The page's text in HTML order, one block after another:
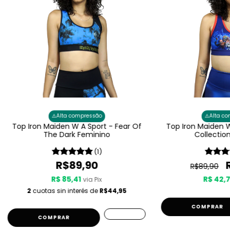
⚠️Alta compressão
Top Iron Maiden W A Sport - Fear Of
The Dark Feminino
(1)
R$89,90
R$ 85,41 via Pix
2 cuotas sin interés deR$44,95
COMPRAR
⚠️Alta
Top Iron Maiden
R$89,90
R$
COMPRAR